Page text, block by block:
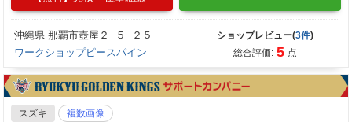
沖縄県 那覇市壺屋２−５−２５
ワークショップピースパイン
ショップレビュー(3件)
総合評価: 5 点
スズキ 複数画像